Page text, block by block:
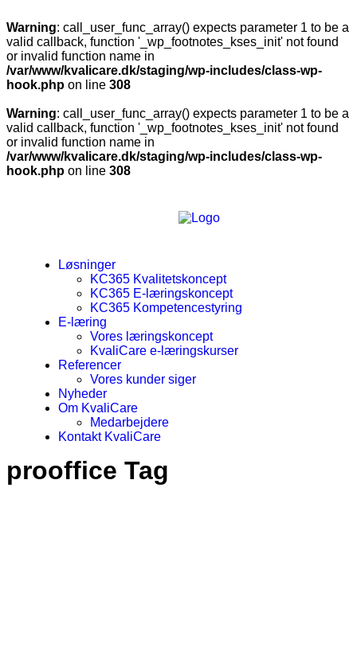
Warning: call_user_func_array() expects parameter 1 to be a
valid callback, function '_wp_footnotes_kses_init' not found
or invalid function name in
/var/www/kvalicare.dk/staging/wp-includes/class-wp-
hook.php on line 308
Warning: call_user_func_array() expects parameter 1 to be a
valid callback, function '_wp_footnotes_kses_init' not found
or invalid function name in
/var/www/kvalicare.dk/staging/wp-includes/class-wp-
hook.php on line 308
Løsninger
KC365 Kvalitetskoncept
KC365 E-læringskoncept
KC365 Kompetencestyring
E-læring
Vores læringskoncept
KvaliCare e-læringskurser
Referencer
Vores kunder siger
Nyheder
Om KvaliCare
Medarbejdere
Kontakt KvaliCare
prooffice Tag